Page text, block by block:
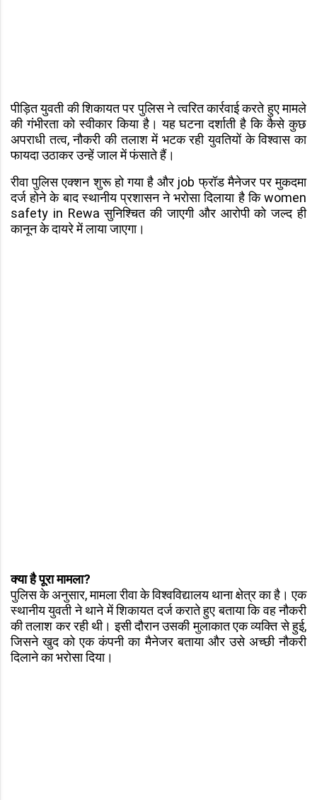
पीड़ित युवती की शिकायत पर पुलिस ने त्वरित कार्रवाई करते हुए मामले
की गंभीरता को स्वीकार किया है। यह घटना दर्शाती है कि कैसे कुछ
अपराधी तत्व, नौकरी की तलाश में भटक रही युवतियों के विश्वास का
फायदा उठाकर उन्हें जाल में फंसाते हैं।
रीवा पुलिस एक्शन शुरू हो गया है और job फ्रॉड मैनेजर पर मुकदमा
दर्ज होने के बाद स्थानीय प्रशासन ने भरोसा दिलाया है कि women
safety in Rewa सुनिश्चित की जाएगी और आरोपी को जल्द ही
कानून के दायरे में लाया जाएगा।
क्या है पूरा मामला?
पुलिस के अनुसार, मामला रीवा के विश्वविद्यालय थाना क्षेत्र का है। एक
स्थानीय युवती ने थाने में शिकायत दर्ज कराते हुए बताया कि वह नौकरी
की तलाश कर रही थी। इसी दौरान उसकी मुलाकात एक व्यक्ति से हुई,
जिसने खुद को एक कंपनी का मैनेजर बताया और उसे अच्छी नौकरी
दिलाने का भरोसा दिया।